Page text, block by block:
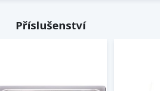
Příslušenství